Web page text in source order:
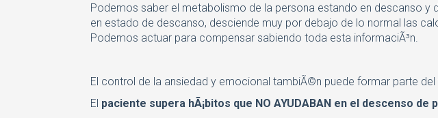
Podemos saber el metabolismo de la persona estando en descanso y
en estado de descanso, desciende muy por debajo de lo normal las
Podemos actuar para compensar sabiendo toda esta informaciÃ³n.
El control de la ansiedad y emocional tambiÃ©n puede formar parte
El paciente supera hÃ¡bitos que NO AYUDABAN en el descenso de